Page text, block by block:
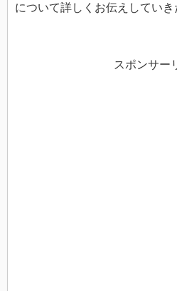
について詳しくお伝えしていき
スポンサー